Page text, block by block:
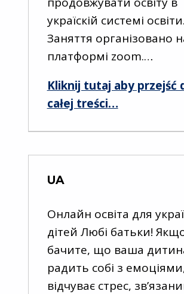
україскій системі освіти.
Заняття організовано
платформі zoom.…
Kliknij tutaj aby przejść
całej treści“Онлайн освіта для українскіх дітей”
…
UA
Онлайн освіта для
дітей Любі батьки!
бачите, що ваша
радить собі з
відчуває стрес,